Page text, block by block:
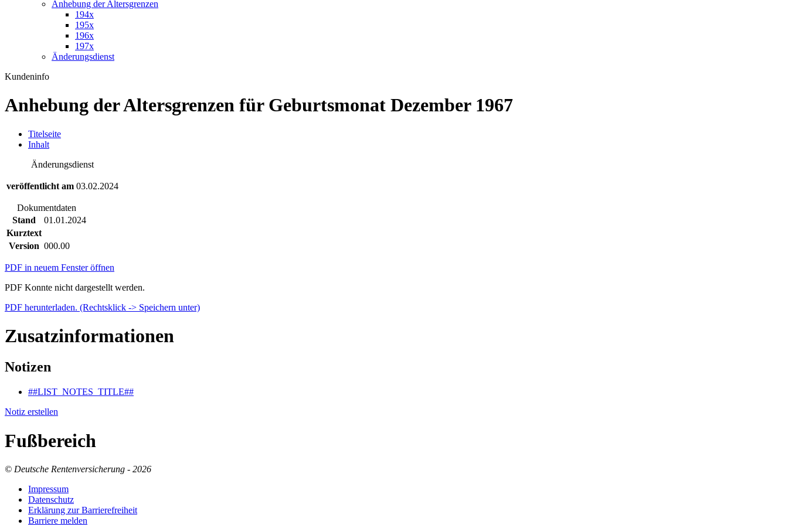
Anhebung der Altersgrenzen
194x
195x
196x
197x
Änderungsdienst
Kundeninfo
Anhebung der Altersgrenzen für Geburtsmonat Dezember 1967
Titelseite
Inhalt
Änderungsdienst
veröffentlicht am 03.02.2024
Dokumentdaten
Stand
01.01.2024
Kurztext
Version 000.00
PDF in neuem Fenster öffnen
PDF Konnte nicht dargestellt werden.
PDF herunterladen. (Rechtsklick -> Speichern unter)
Zusatzinformationen
Notizen
##LIST_NOTES_TITLE##
Notiz erstellen
Fußbereich
© Deutsche Rentenversicherung - 2026
Im­pres­s­um
Da­ten­schutz
Er­klä­rung zur Bar­rie­re­frei­heit
Bar­rie­re mel­den